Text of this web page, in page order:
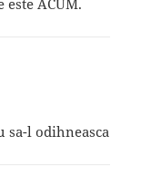
ACUM.
sa-l odihneasca